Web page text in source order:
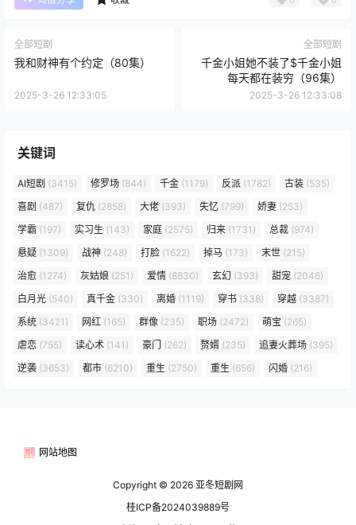
全部短剧
我和财神有个约定（80集）
2025-3-26 12:33:05
全部短剧
千金小姐她不装了$千金小姐
每天都在装穷（96集）
2025-3-26 12:33:08
关键词
AI短剧 (3415) 修罗场 (844) 千金 (1179) 反派 (1782) 古装 (535)
喜剧 (487) 复仇 (2858) 大佬 (393) 失忆 (799) 娇妻 (253)
学霸 (197) 实习生 (143) 家庭 (2575) 归来 (1731) 总裁 (974)
悬疑 (1309) 战神 (248) 打脸 (1622) 掉马 (173) 末世 (215)
治愈 (1274) 灰姑娘 (251) 爱情 (8830) 玄幻 (393) 甜宠 (2046)
白月光 (540) 真千金 (330) 离婚 (1119) 穿书 (338) 穿越 (3387)
系统 (3421) 网红 (165) 群像 (235) 职场 (2472) 萌宝 (265)
虐恋 (755) 读心术 (141) 豪门 (262) 赘婿 (235) 追妻火葬场 (395)
逆袭 (3653) 都市 (6210) 重生 (2750) 重生 (656) 闪婚 (216)
网站地图
Copyright © 2026 亚冬短剧网
桂ICP备2024039889号